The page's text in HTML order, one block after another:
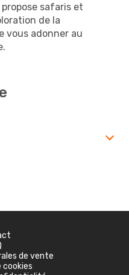
safaris et
de la
vous adonner au
de vente
cookies